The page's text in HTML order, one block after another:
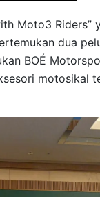
Moto3 Riders”
dua
BOÉ
motosikal